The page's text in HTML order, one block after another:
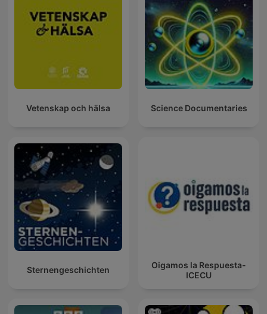
Vetenskap och hälsa Science Documentaries
Sternengeschichten
Oigamos la Respuesta-
ICECU